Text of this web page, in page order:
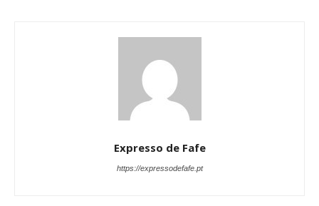
Expresso de Fafe
https://expressodefafe.pt